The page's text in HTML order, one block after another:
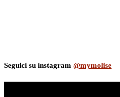
Seguici su instagram @mymolise